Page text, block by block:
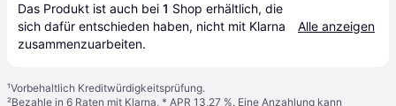
Das Produkt ist auch bei 1 Shop erhältlich, die
sich dafür entschieden haben, nicht mit Klarna
zusammenzuarbeiten.
Alle anzeigen
¹Vorbehaltlich Kreditwürdigkeitsprüfung.
²Bezahle in 6 Raten mit Klarna, * APR 13,27 %. Eine Anzahlung kann